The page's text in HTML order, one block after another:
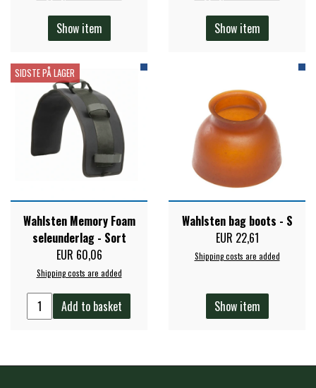
PREMIER EQUINE
RACING TACK
STUD MUFFIN
Show item Show item
SIDSTE PÅ LAGER
Wahlsten Memory Foam
seleunderlag - Sort
EUR 60,06
Shipping costs are added
Add to basket
Wahlsten bag boots - S
EUR 22,61
Shipping costs are added
Show item